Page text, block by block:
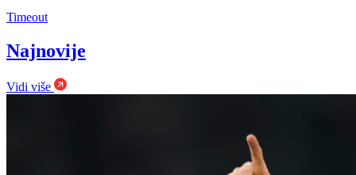
Timeout
Najnovije
Vidi više